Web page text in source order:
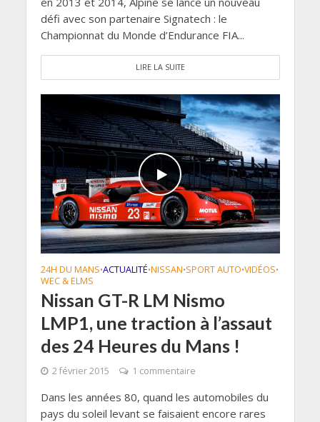
défi avec son partenaire Signatech : le
Championnat du Monde d’Endurance FIA...
LIRE LA SUITE
24H DU MANS•ACTUALITÉ•NISSAN•SPORT AUTO•VIDÉOS•
WEC & ELMS
Nissan GT-R LM Nismo
LMP1, une traction à l’assaut
des 24 Heures du Mans !
2 février 2015 1 commentaire
Dans les années 80, quand les automobiles du
pays du soleil levant se faisaient encore rares